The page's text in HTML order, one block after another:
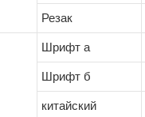
Резак
Шрифт а
Шрифт б
китайский